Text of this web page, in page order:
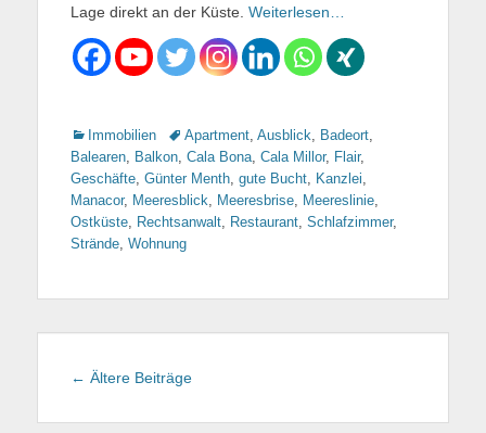
Lage direkt an der Küste. Weiterlesen…
Kategorien
Immobilien TagsApartment Ausblick Badeort
Balearen
Balkon Cala Bona Cala Millor, Flair,
Geschäfte Günter Menth gute Bucht Kanzlei
Manacor, Meeresblick Meeresbrise Meereslinie
Ostküste
Rechtsanwalt Restaurant Schlafzimmer,
Strände Wohnung
Beitragsnavigation
← Ältere Beiträge